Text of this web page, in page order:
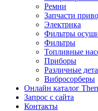
Ремни
Запчасти
Электрика
Фильтры
Фильтры
Топливные
Приборы
Различные
Вибросорберы
Онлайн каталог
Запрос с сайта
Контакты